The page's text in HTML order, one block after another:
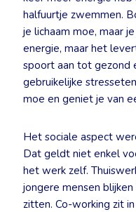
halfuurtje zwemmen.
je lichaam moe, maar
energie, maar het
spoort aan tot gezond
gebruikelijke
moe en geniet je van
Het sociale aspect
Dat geldt niet enkel
het werk zelf.
jongere mensen
zitten. Co-working zit